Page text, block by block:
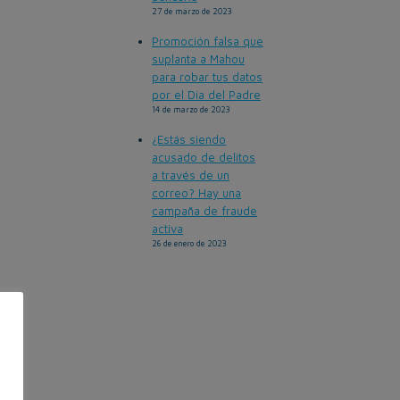
27 de marzo de 2023
Promoción falsa que
suplanta a Mahou
para robar tus datos
por el Día del Padre
14 de marzo de 2023
¿Estás siendo
acusado de delitos
a través de un
correo? Hay una
campaña de fraude
activa
26 de enero de 2023